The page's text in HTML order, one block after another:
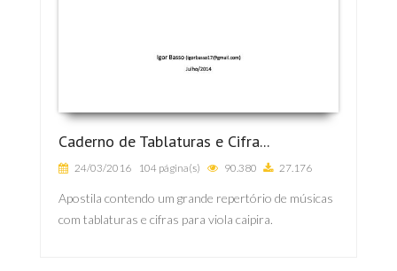
Caderno de Tablaturas e Cifra...
24/03/2016 104 página(s) 90.380 27.176
Apostila contendo um grande repertório de músicas
com tablaturas e cifras para viola caipira.